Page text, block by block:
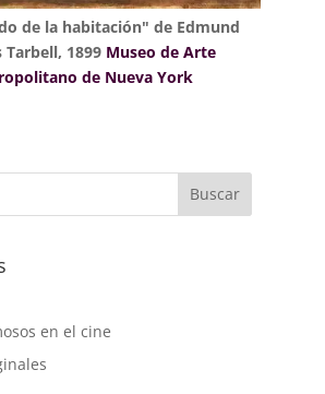
de la habitación" de Edmund
Tarbell, 1899 Museo de Arte
de Nueva York
Buscar
en el cine